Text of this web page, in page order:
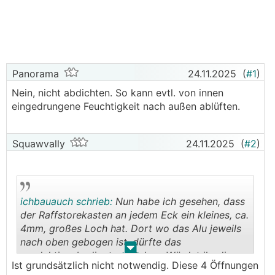
Panorama 24.11.2025 (#1)
Nein, nicht abdichten. So kann evtl. von innen
eingedrungene Feuchtigkeit nach außen ablüften.
Squawvally 24.11.2025 (#2)
. .
ichbauauch schrieb: Nun habe ich gesehen, dass
der Raffstorekasten an jedem Eck ein kleines, ca.
4mm, großes Loch hat. Dort wo das Alu jeweils
nach oben gebogen ist, dürfte das
produktionsbedingt entstehen. Würdet ihr dieses
auch verschließen?
Ist grundsätzlich nicht notwendig. Diese 4 Öffnungen